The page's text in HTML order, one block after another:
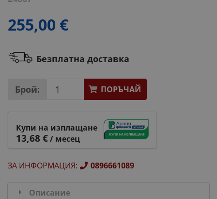
255,00 €
Безплатна доставка
Брой: ПОРЪЧАЙ
Купи на изплащане
13,68 €/ месец
ЗА ИНФОРМАЦИЯ: 0896661089
Описание